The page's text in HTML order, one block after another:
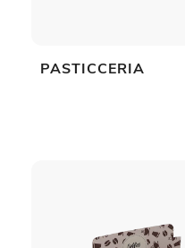
PASTICCERIA